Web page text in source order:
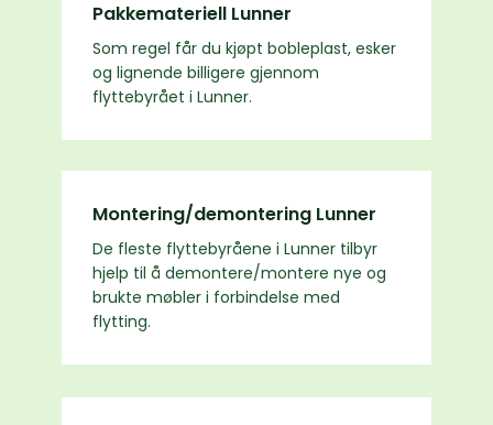
Pakkemateriell Lunner
Som regel får du kjøpt bobleplast, esker
og lignende billigere gjennom
flyttebyrået i Lunner.
Montering/demontering Lunner
De fleste flyttebyråene i Lunner tilbyr
hjelp til å demontere/montere nye og
brukte møbler i forbindelse med
flytting.